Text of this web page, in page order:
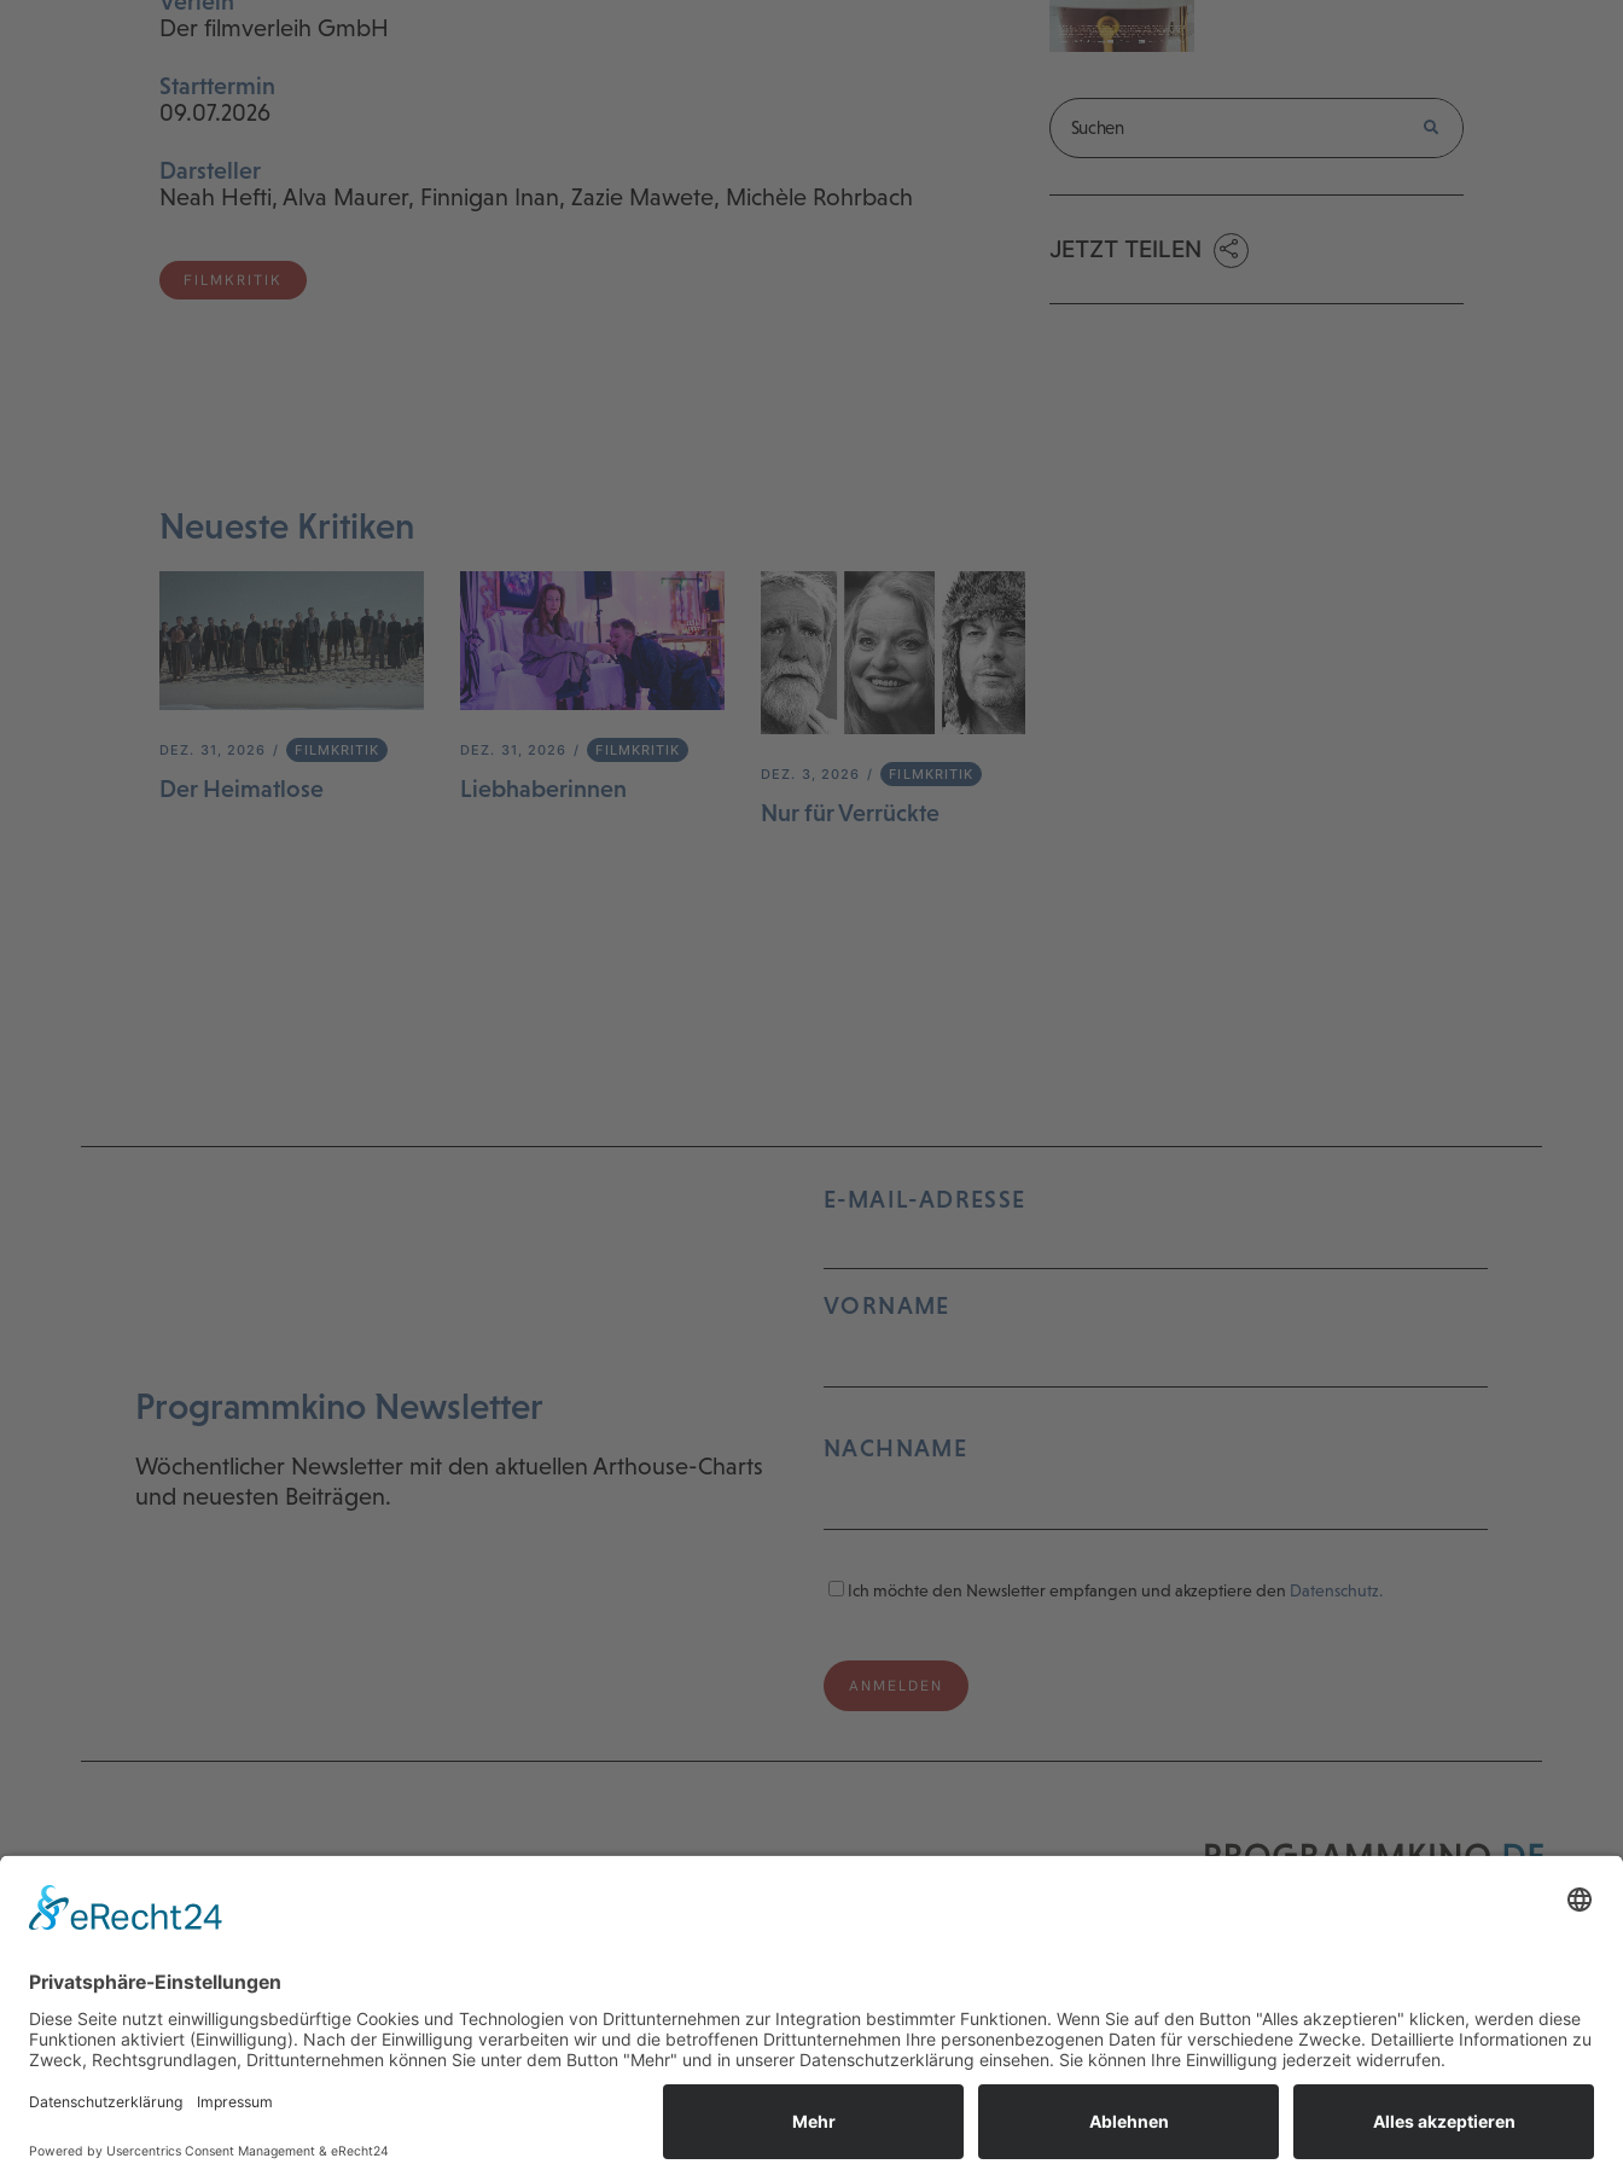
Der filmverleih GmbH
Starttermin
09.07.2026
Darsteller
Neah Hefti, Alva Maurer, Finnigan Inan, Zazie Mawete, Michèle Rohrbach
FILMKRITIK
Neueste Kritiken
DEZ. 31, 2026 FILMKRITIK
Der Heimatlose
DEZ. 31, 2026 FILMKRITIK
Liebhaberinnen
DEZ. 3, 2026 FILMKRITIK
Nur für Verrückte
JETZT TEILEN
Programmkino Newsletter
Wöchentlicher Newsletter mit den aktuellen Arthouse-Charts
und neuesten Beiträgen.
E-MAIL-ADRESSE
VORNAME
NACHNAME
Ich möchte den Newsletter empfangen und akzeptiere den Datenschutz.
℅ AG Kino - Gilde deutscher
Filmkunsttheater e.V.
Rankestraße 31
10789 Berlin
Mediadaten
Newsletter
LogIn
Cookie-Einstellungen
verzichten. Wo möglich setzen wir auf eine
genderneutrale Bezeichnung.
MADE BYMUMBOMEDIA